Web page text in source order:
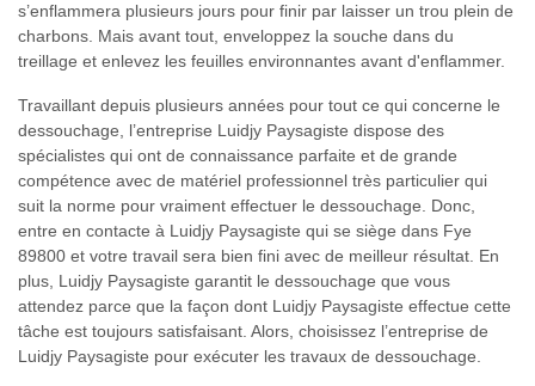
s’enflammera plusieurs jours pour finir par laisser un trou plein de
charbons. Mais avant tout, enveloppez la souche dans du
treillage et enlevez les feuilles environnantes avant d'enflammer.
Travaillant depuis plusieurs années pour tout ce qui concerne le
dessouchage, l’entreprise Luidjy Paysagiste dispose des
spécialistes qui ont de connaissance parfaite et de grande
compétence avec de matériel professionnel très particulier qui
suit la norme pour vraiment effectuer le dessouchage. Donc,
entre en contacte à Luidjy Paysagiste qui se siège dans Fye
89800 et votre travail sera bien fini avec de meilleur résultat. En
plus, Luidjy Paysagiste garantit le dessouchage que vous
attendez parce que la façon dont Luidjy Paysagiste effectue cette
tâche est toujours satisfaisant. Alors, choisissez l’entreprise de
Luidjy Paysagiste pour exécuter les travaux de dessouchage.